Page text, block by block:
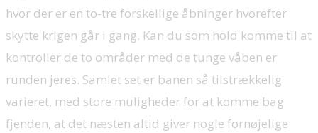
hvor der er en to-tre forskellige åbninger hvorefter
skytte krigen går i gang. Kan du som hold komme til at
kontroller de to områder med de tunge våben er
runden jeres. Samlet set er banen så tilstrækkelig
varieret, med store muligheder for at komme bag
fjenden, at det næsten altid giver nogle fornøjelige